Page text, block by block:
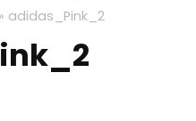
» adidas_Pink_2